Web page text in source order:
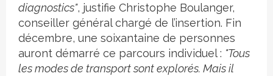
diagnostics", justifie Christophe Boulanger,
conseiller général chargé de l’insertion. Fin
décembre, une soixantaine de personnes
auront démarré ce parcours individuel : "Tous
les modes de transport sont explorés. Mais il